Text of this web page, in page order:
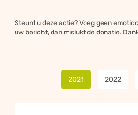
Steunt u deze actie? Voeg geen
uw bericht, dan mislukt de donatie.
2021 2022